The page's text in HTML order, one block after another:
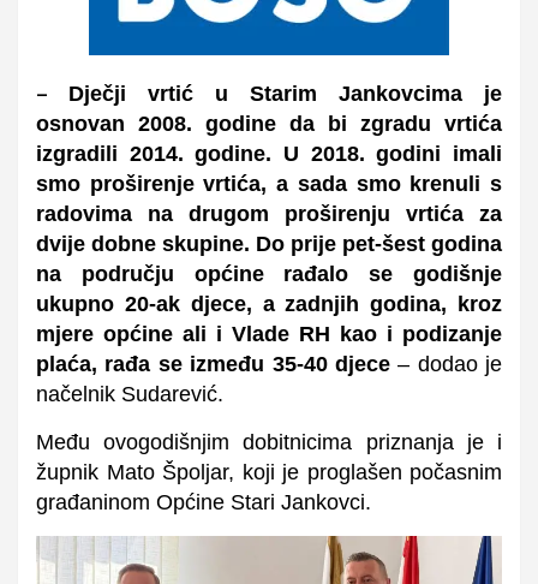
– Dječji vrtić u Starim Jankovcima je
osnovan 2008. godine da bi zgradu vrtića
izgradili 2014. godine. U 2018. godini imali
smo proširenje vrtića, a sada smo krenuli s
radovima na drugom proširenju vrtića za
dvije dobne skupine. Do prije pet-šest godina
na području općine rađalo se godišnje
ukupno 20-ak djece, a zadnjih godina, kroz
mjere općine ali i Vlade RH kao i podizanje
plaća, rađa se između 35-40 djece– dodao je
načelnik Sudarević.
Među ovogodišnjim dobitnicima priznanja je i
župnik Mato Špoljar, koji je proglašen počasnim
građaninom Općine Stari Jankovci.